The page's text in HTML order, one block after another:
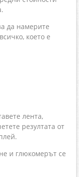
да намерите
което е
лента,
резултата от
и глюкомерът се